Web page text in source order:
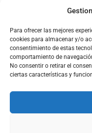
Para ofrecer las mejores
cookies para almacenar y/o
consentimiento de estas
comportamiento de
No consentir o retirar el
ciertas características y